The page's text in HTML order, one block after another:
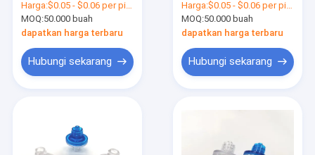
Protector dengan
ABS Housing untuk
Hemodialisis Blood
Lines
Harga:$0.05 - $0.06 per piece
MOQ:50.000 buah
dapatkan harga terbaru
Hubungi sekarang
Harga:$0.05 - $0.06 per piece (FOB)
MOQ:50.000 buah
dapatkan harga terbaru
Hubungi sekarang